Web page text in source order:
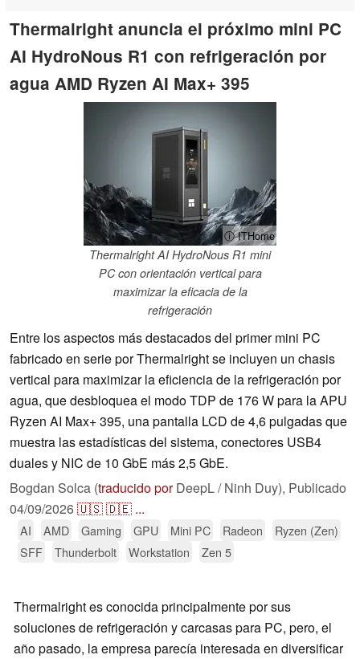
Thermalright anuncia el próximo mini PC
AI HydroNous R1 con refrigeración por
agua AMD Ryzen AI Max+ 395
ⓘ ITHome
Thermalright AI HydroNous R1 mini
PC con orientación vertical para
maximizar la eficacia de la
refrigeración
Entre los aspectos más destacados del primer mini PC
fabricado en serie por Thermalright se incluyen un chasis
vertical para maximizar la eficiencia de la refrigeración por
agua, que desbloquea el modo TDP de 176 W para la APU
Ryzen AI Max+ 395, una pantalla LCD de 4,6 pulgadas que
muestra las estadísticas del sistema, conectores USB4
duales y NIC de 10 GbE más 2,5 GbE.
Bogdan Solca (traducido porDeepL / Ninh Duy), Publicado
04/09/2026🇺🇸🇩🇪 ...
AI AMD Gaming GPU Mini PC Radeon
Ryzen (Zen)
SFF
Thunderbolt Workstation Zen 5
Thermalright es conocida principalmente por sus
soluciones de refrigeración y carcasas para PC, pero, el
año pasado, la empresa parecía interesada en diversificar